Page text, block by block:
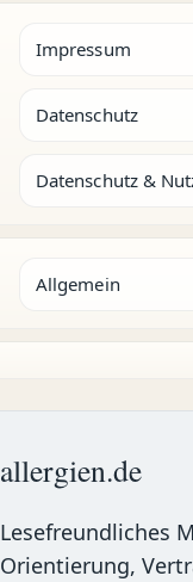
Impressum
Datenschutz
Datenschutz &
Allgemein
allergien.de
Lesefreundliches
Orientierung,